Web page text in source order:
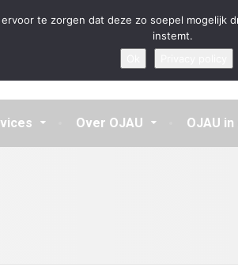
en vragen beantwoorden
Over OJAU OJAU
te zorgen dat deze zo soepel
instemt.